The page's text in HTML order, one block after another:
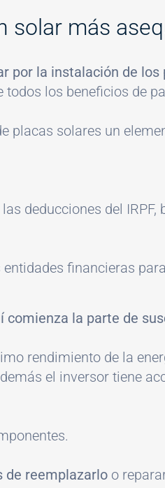
solar más
por la instalación de los
todos los beneficios de
placas solares un
deducciones del
financieras
comienza la parte de
rendimiento de la
el inversor tiene
de reemplazarlo o